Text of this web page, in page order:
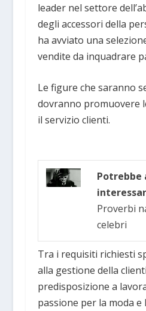
leader nel settore
degli accessori della
ha avviato una
vendite da inquadrare
Le figure che saranno
dovranno promuovere
il servizio clienti.
Potrebbe
Proverbi
celebri
Tra i requisiti richiesti
alla gestione della
predisposizione a
passione per la moda e